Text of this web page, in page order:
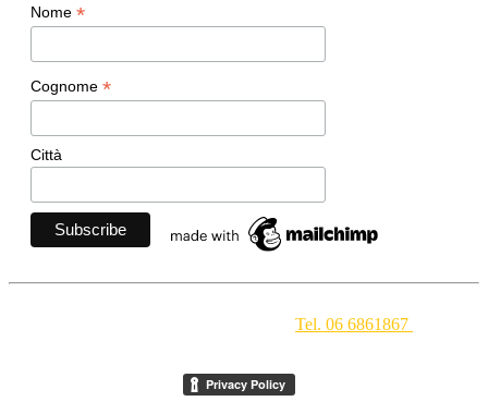
Nome *
Cognome *
Città
Tel. 06 6861867